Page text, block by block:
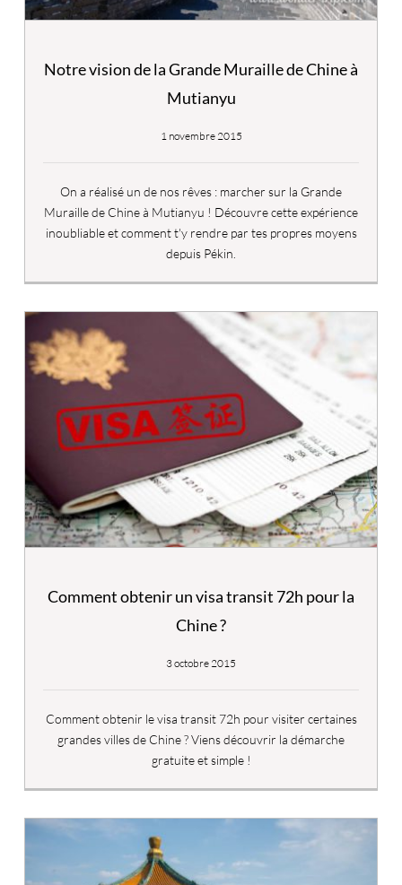
Notre vision de la Grande Muraille de Chine à
Mutianyu
1 novembre 2015
On a réalisé un de nos rêves : marcher sur la Grande
Muraille de Chine à Mutianyu ! Découvre cette expérience
inoubliable et comment t'y rendre par tes propres moyens
depuis Pékin.
Comment obtenir un visa transit 72h pour la
Chine ?
3 octobre 2015
Comment obtenir le visa transit 72h pour visiter certaines
grandes villes de Chine ? Viens découvrir la démarche
gratuite et simple !